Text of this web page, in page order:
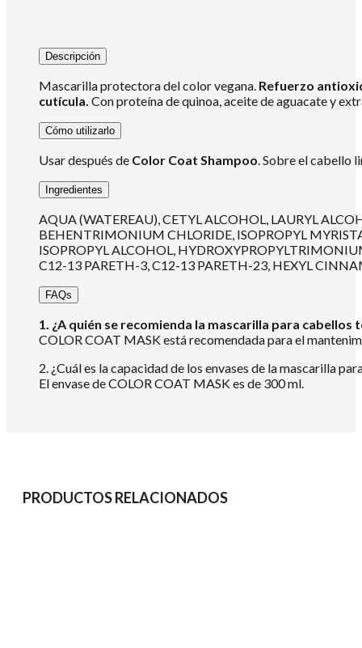
Descripción
Mascarilla protectora del color vegana. Refuerzo
cutícula. Con proteína de quinoa, aceite de aguacate y
Cómo utilizarlo
Usar después de Color Coat Shampoo. Sobre el cabello
Ingredientes
AQUA (WATEREAU), CETYL ALCOHOL, LAURYL
BEHENTRIMONIUM CHLORIDE, ISOPROPYL
ISOPROPYL ALCOHOL,
C12-13 PARETH-3, C12-13 PARETH-23, HEXYL
FAQs
1. ¿A quién se recomienda la mascarilla para cabellos
COLOR COAT MASK está recomendada para el
2. ¿Cuál es la capacidad de los envases de la mascarilla
El envase de COLOR COAT MASK es de 300 ml.
PRODUCTOS RELACIONADOS